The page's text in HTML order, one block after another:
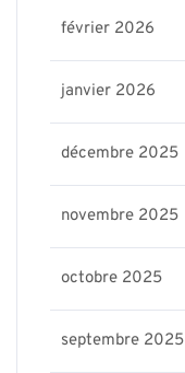
février 2026
janvier 2026
décembre 2025
novembre 2025
octobre 2025
septembre 2025